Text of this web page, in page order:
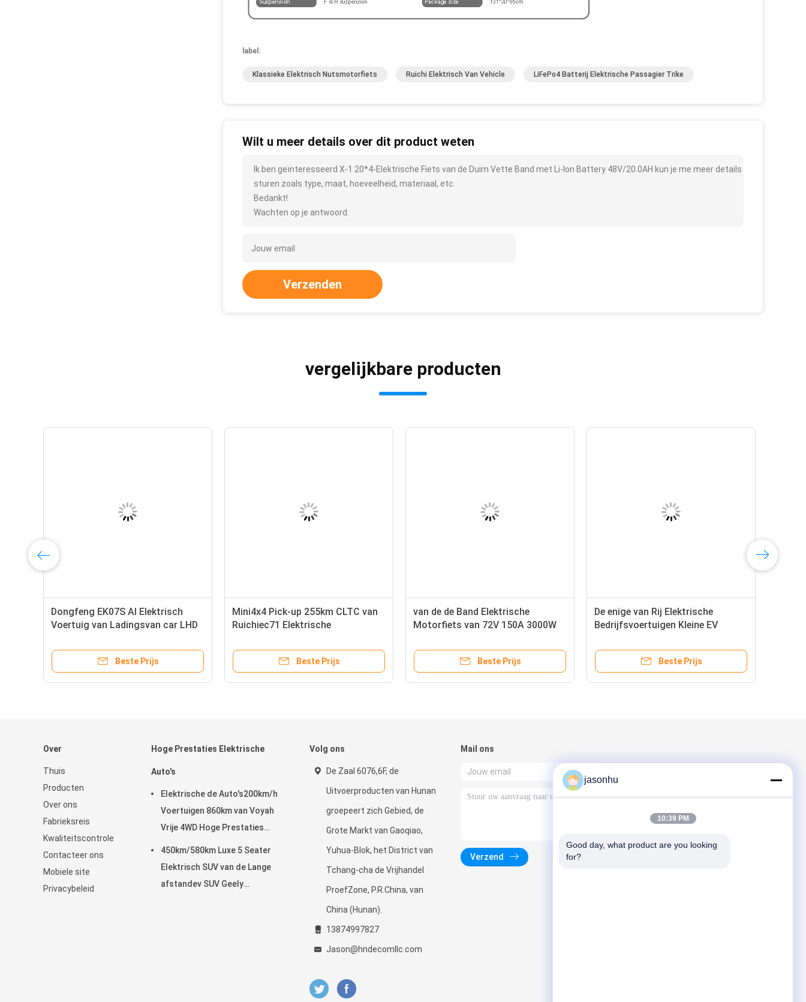
label:
Klassieke Elektrisch Nutsmotorfiets Ruichi Elektrisch Van Vehicle LiFePo4 Batterij Elektrische Passagier Trike
Wilt u meer details over dit product weten
Ik ben geïnteresseerd X-1 20*4-Elektrische Fiets van de Duim Vette Band met Li-Ion Battery 48V/20.0AH kun je me meer details
sturen zoals type, maat, hoeveelheid, materiaal, etc.
Bedankt!
Wachten op je antwoord.
Verzenden
vergelijkbare producten
Dongfeng EK07S Al Elektrisch
Voertuig van Ladingsvan car LHD
Beste Prijs
Mini4x4 Pick-up 255km CLTC van
Ruichiec71 Elektrische
Beste Prijs
van de de Band Elektrische
Motorfiets van 72V 150A 3000W
Vuilfiets voor Volwassenen
Beste Prijs
De enige van Rij Elektrische
Bedrijfsvoertuigen Kleine EV
Wuling
Beste Prijs
Over
Thuis
Producten
Over ons
Fabrieksreis
Kwaliteitscontrole
Contacteer ons
Mobiele site
Privacybeleid
Hoge Prestaties Elektrische
Auto's
Elektrische de Auto's200km/h
Voertuigen 860km van Voyah
Vrije 4WD Hoge Prestaties
450km/580km Luxe 5 Seater
Elektrisch SUV van de Lange
afstandev SUV Geely
Volg ons
De Zaal 6076,6F, de
Uitvoerproducten van Hunan
groepeert zich Gebied, de
Grote Markt van Gaoqiao,
Yuhua-Blok, het District van
Tchang-cha de Vrijhandel
ProefZone, P.R.China, van
China (Hunan).
13874997827
Jason@hndecomllc.com
Mail ons
Verzend
jasonhu
10:39 PM
Good day, what product are you looking
for?